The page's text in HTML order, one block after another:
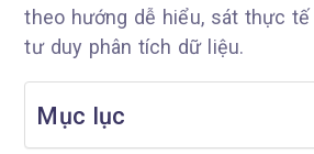
theo hướng dễ hiểu, sát thực
tư duy phân tích dữ liệu.
Mục lục